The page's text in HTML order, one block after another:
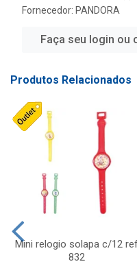
Fornecedor: PANDORA
Faça seu login ou
Produtos Relacionados
Mini relogio solapa c/12
832